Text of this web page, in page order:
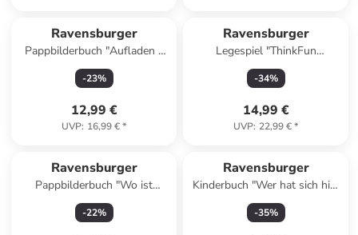
Ravensburger
Pappbilderbuch "Aufladen -
Abfahren: Auf der Baustelle"
-23%
12,99 €
UVP: 16,99 €*
Ravensburger
Legespiel "ThinkFun
Rush Hour Rush Hour®
Junior" - ab 5 Jahren
-34%
14,99 €
UVP: 22,99 €*
Ravensburger
Pappbilderbuch "Wo ist
bloß...? Mein Feuerwehr"
-22%
Ravensburger
Kinderbuch "Wer hat sich hier
versteckt?"
-35%